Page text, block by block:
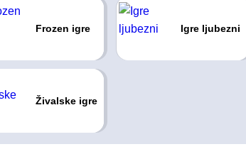
Frozen igre Igre ljubezni
Živalske igre